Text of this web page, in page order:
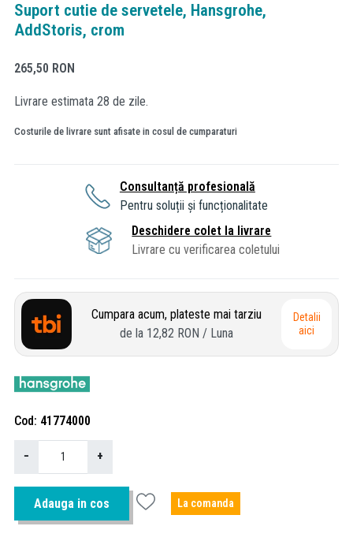
Suport cutie de servetele, Hansgrohe,
AddStoris, crom
265,50 RON
Livrare estimata 28 de zile.
Costurile de livrare sunt afisate in cosul de cumparaturi
Consultanță profesională
Pentru soluții și funcționalitate
Deschidere colet la livrare
Livrare cu verificarea coletului
Cumpara acum, plateste mai tarziu
de la 12,82 RON / Luna
Detalii
aici
Cod 41774000
− +
Adauga in cos La comanda